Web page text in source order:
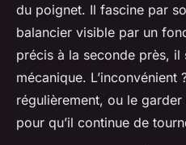
du poignet. Il fascine par
balancier visible par un
précis à la seconde près, il
mécanique. L’inconvénient
régulièrement, ou le
pour qu’il continue de